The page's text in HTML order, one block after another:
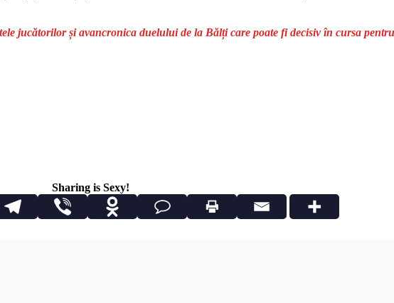
jucătorilor și avancronica duelului de la Bălți care poate fi decisiv în cursa
Sharing is Sexy!